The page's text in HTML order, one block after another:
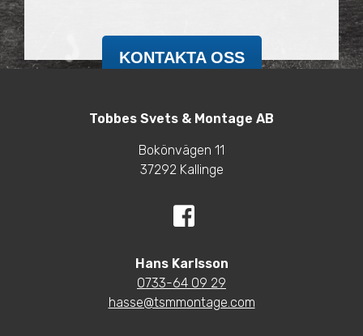
KONTAKTA OSS
Tobbes Svets & Montage AB
Bokönvägen 11
37292 Kallinge
Hans Karlsson
0733-64 09 29
hasse@tsmmontage.com